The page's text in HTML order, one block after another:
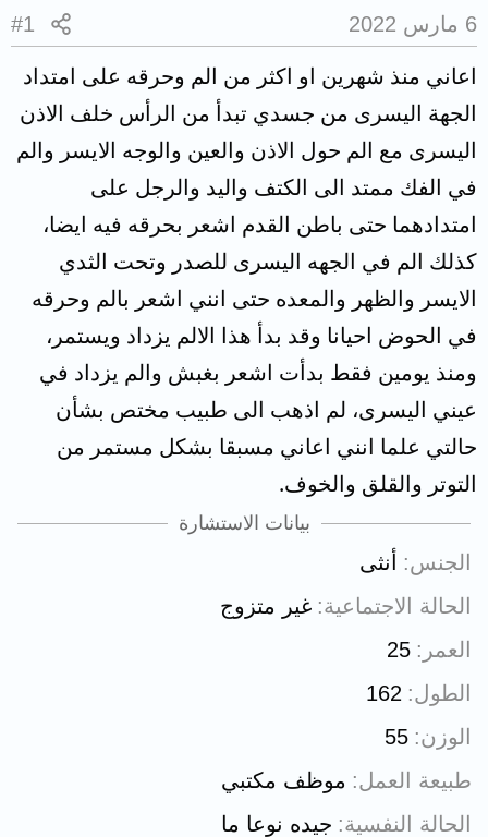
6 مارس 2022 #1
اعاني منذ شهرين او اكثر من الم وحرقه على امتداد
الجهة اليسرى من جسدي تبدأ من الرأس خلف الاذن
اليسرى مع الم حول الاذن والعين والوجه الايسر والم
في الفك ممتد الى الكتف واليد والرجل على
امتدادهما حتى باطن القدم اشعر بحرقه فيه ايضا،
كذلك الم في الجهه اليسرى للصدر وتحت الثدي
الايسر والظهر والمعده حتى انني اشعر بالم وحرقه
في الحوض احيانا وقد بدأ هذا الالم يزداد ويستمر،
ومنذ يومين فقط بدأت اشعر بغبش والم يزداد في
عيني اليسرى، لم اذهب الى طبيب مختص بشأن
حالتي علما انني اعاني مسبقا بشكل مستمر من
التوتر والقلق والخوف.
بيانات الاستشارة
الجنس
أنثى
الحالة الاجتماعية غير متزوج
العمر
25
الطول 162
الوزن 55
طبيعة العمل
موظف مكتبي
الحالة النفسية جيده نوعا ما